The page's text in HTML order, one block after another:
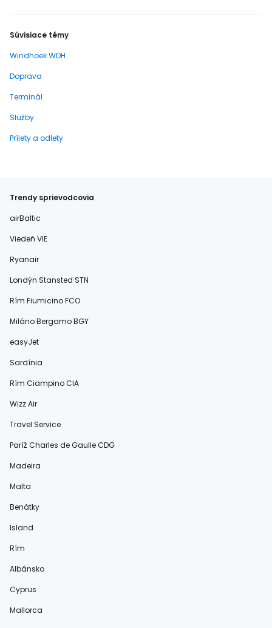
Súvisiace témy
Windhoek WDH
Doprava
Terminál
Služby
Prílety a odlety
Trendy sprievodcovia
airBaltic
Viedeň VIE
Ryanair
Londýn Stansted STN
Rím Fiumicino FCO
Miláno Bergamo BGY
easyJet
Sardínia
Rím Ciampino CIA
Wizz Air
Travel Service
Paríž Charles de Gaulle CDG
Madeira
Malta
Benátky
Island
Rím
Albánsko
Cyprus
Mallorca